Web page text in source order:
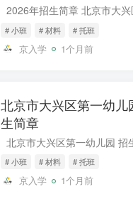
# 小班 # 材料 # 托班
京入学 1个月前
北京市大兴区第一幼儿
生简章
# 小班 # 材料 # 托班
京入学 1个月前